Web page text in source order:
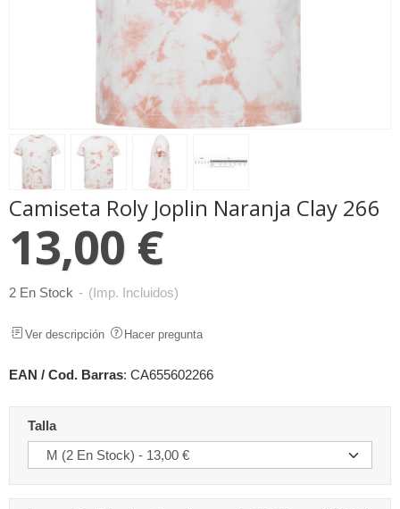
Camiseta Roly Joplin Naranja Clay 266
13,00 €
2 En Stock - (Imp. Incluidos)
Ver descripción Hacer pregunta
EAN / Cod. Barras: CA655602266
Talla